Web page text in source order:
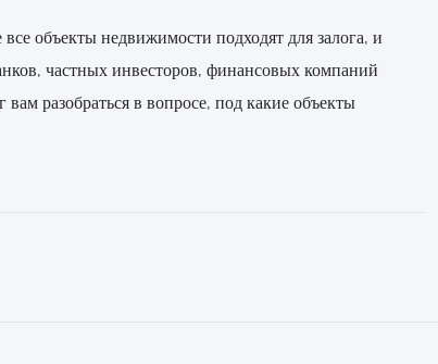
объекты недвижимости подходят для залога, и
частных инвесторов, финансовых компаний
разобраться в вопросе, под какие объекты